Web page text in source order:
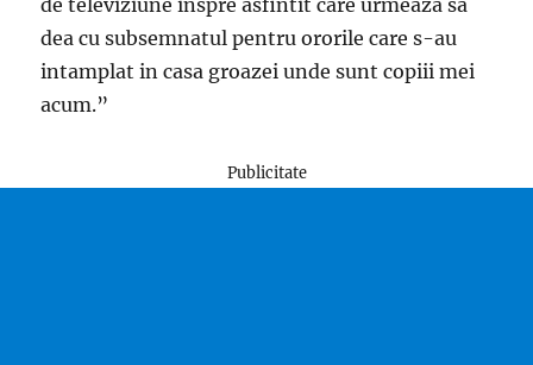
dea cu subsemnatul pentru ororile care s-au
intamplat in casa groazei unde sunt copiii mei
acum.”
Publicitate